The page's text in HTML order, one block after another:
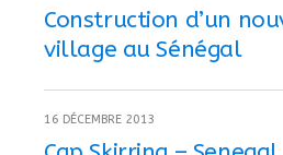
Construction d’un
village au Sénégal
16 DÉCEMBRE 2013